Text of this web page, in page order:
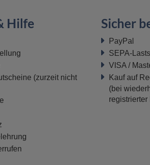
Hilfe
(zurzeit nicht
Sicher
PayPal
SEPA-
VISA /
Kauf auf
(bei
registrierter